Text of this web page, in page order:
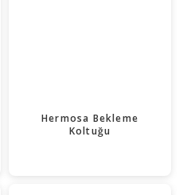
Hermosa Bekleme
Koltuğu